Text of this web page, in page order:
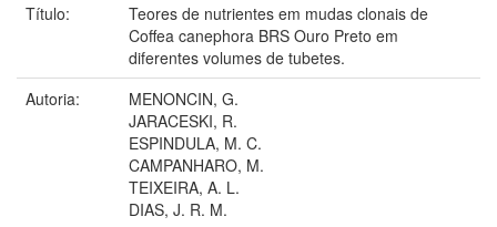
Título:
Teores de nutrientes em mudas clonais de
Coffea canephora BRS Ouro Preto em
diferentes volumes de tubetes.
Autoria:
MENONCIN, G.
JARACESKI, R.
ESPINDULA, M. C.
CAMPANHARO, M.
TEIXEIRA, A. L.
DIAS, J. R. M.